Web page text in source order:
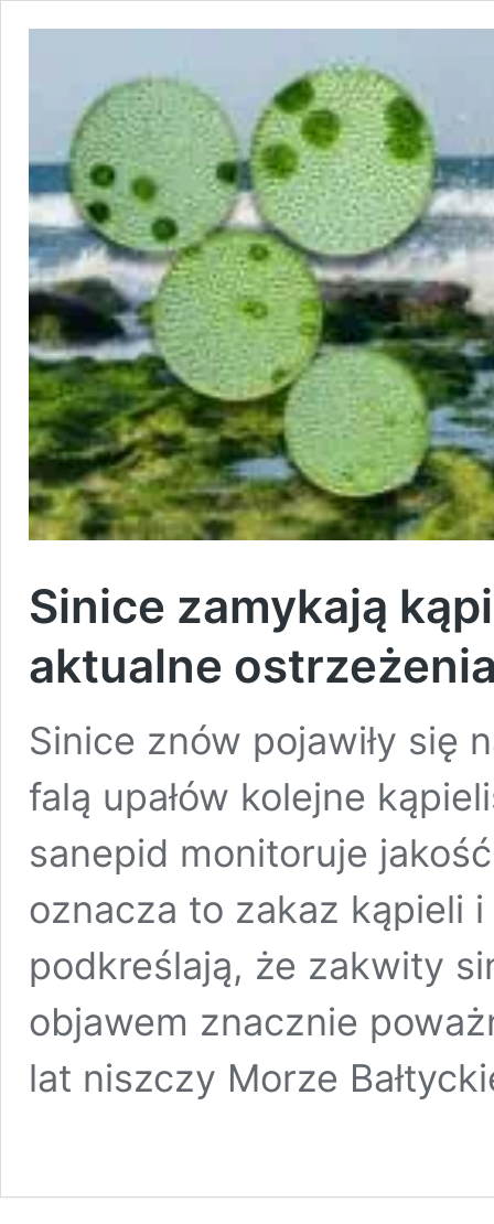
Sinice zamykają
aktualne
Sinice znów pojawiły się
falą upałów kolejne
sanepid monitoruje
oznacza to zakaz kąpieli
podkreślają, że zakwity
objawem znacznie
lat niszczy Morze